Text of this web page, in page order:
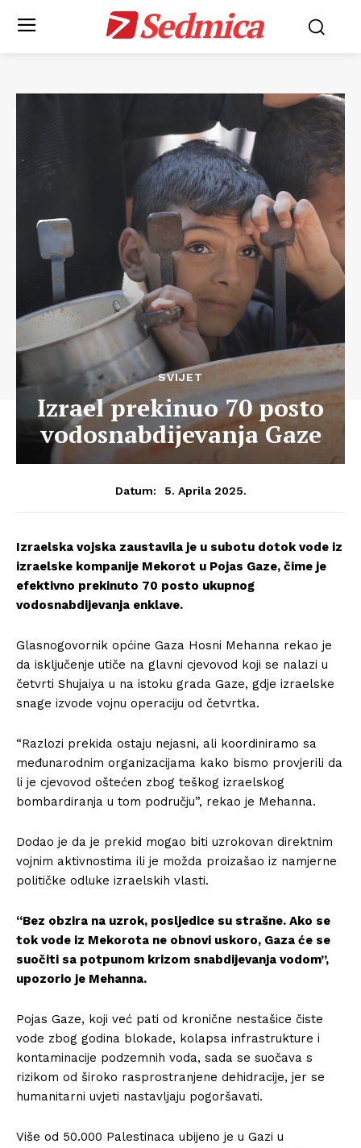
Sedmica
SVIJET
Izrael prekinuo 70 posto
vodosnabdijevanja Gaze
Datum: 5. Aprila 2025.
Izraelska vojska zaustavila je u subotu dotok vode iz
izraelske kompanije Mekorot u Pojas Gaze, čime je
efektivno prekinuto 70 posto ukupnog
vodosnabdijevanja enklave.
Glasnogovornik općine Gaza Hosni Mehanna rekao je
da isključenje utiče na glavni cjevovod koji se nalazi u
četvrti Shujaiya u na istoku grada Gaze, gdje izraelske
snage izvode vojnu operaciju od četvrtka.
“Razlozi prekida ostaju nejasni, ali koordiniramo sa
međunarodnim organizacijama kako bismo provjerili da
li je cjevovod oštećen zbog teškog izraelskog
bombardiranja u tom području”, rekao je Mehanna.
Dodao je da je prekid mogao biti uzrokovan direktnim
vojnim aktivnostima ili je možda proizašao iz namjerne
političke odluke izraelskih vlasti.
“Bez obzira na uzrok, posljedice su strašne. Ako se
tok vode iz Mekorota ne obnovi uskoro, Gaza će se
suočiti sa potpunom krizom snabdijevanja vodom”,
upozorio je Mehanna.
Pojas Gaze, koji već pati od kronične nestašice čiste
vode zbog godina blokade, kolapsa infrastrukture i
kontaminacije podzemnih voda, sada se suočava s
rizikom od široko rasprostranjene dehidracije, jer se
humanitarni uvjeti nastavljaju pogoršavati.
Više od 50.000 Palestinaca ubijeno je u Gazi u